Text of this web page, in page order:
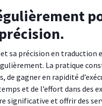
sa précision en
La pratique
gagner en rapidité
et de l’effort dans des
significative et offrir des